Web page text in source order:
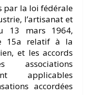
par la loi fédérale
l’artisanat et
13 mars 1964,
15a relatif à la
et les accords
applicables
accordées